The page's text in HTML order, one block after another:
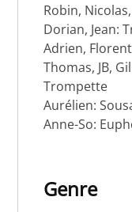
Robin,
Dorian, Jean:
Adrien,
Thomas, JB,
Trompette
Aurélien:
Anne-So:
Genre